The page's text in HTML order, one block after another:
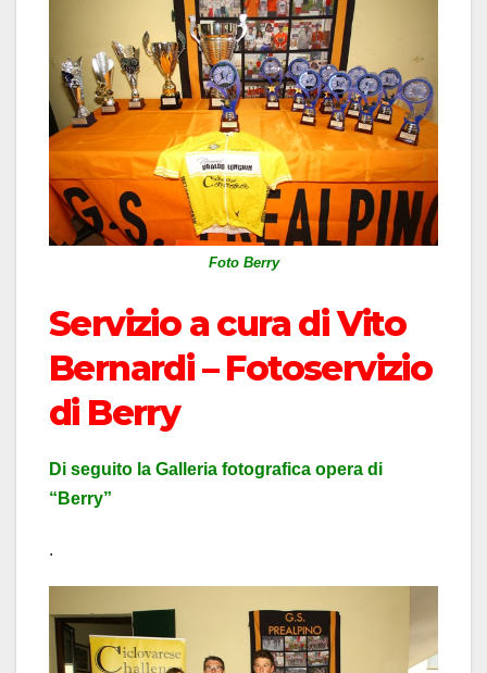
Foto Berry
Servizio a cura di Vito
Bernardi – Fotoservizio
di Berry
Di seguito la Galleria fotografica opera di
“Berry”
.